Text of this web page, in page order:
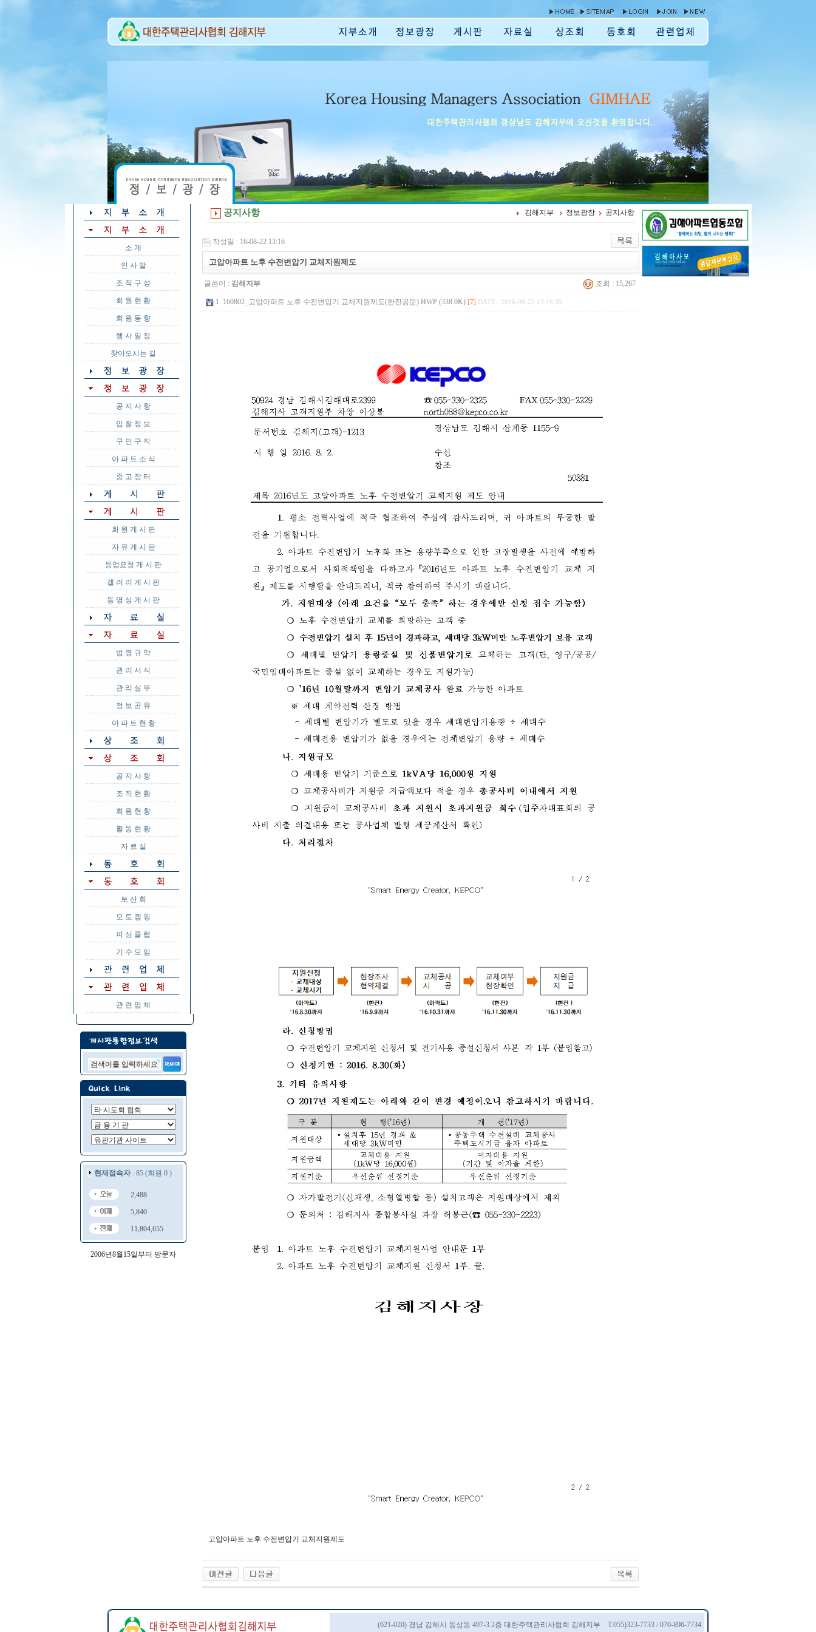
소 개
인 사 말
조 직 구 성
회 원 현 황
회 원 동 향
행 사 일 정
찾아오시는 길
공 지 사 항
입 찰 정 보
구 인 구 직
아 파 트 소 식
중 고 장 터
회 원 게 시 판
자 유 게 시 판
등업요청 게 시 판
갤 러 리 게 시 판
동 영 상 게 시 판
법 령 규 약
관 리 서 식
관 리 실 무
정 보 공 유
아 파 트 현 황
공 지 사 항
조 직 현 황
회 원 현 황
활 동 현 황
자 료 실
토 산 회
오 토 캠 핑
피 싱 클 럽
기 수 모 임
관 련 업 체
현재접속자: 85 (회원 0 )
2,488
5,840
11,804,655
2006년8월15일부터 방문자
공지사항 김해지부 정보광장 공지사항
작성일 : 16-08-22 13:16
고압아파트 노후 수전변압기 교체지원제도
글쓴이 : 김해지부 조회 : 15,267
1. 160802_고압아파트 노후 수전변압기 교체지원제도(한전공문).HWP (338.0K) [7] DATE : 2016-08-22 13:16:39
고압아파트 노후 수전변압기 교체지원제도
(621-020) 경남 김해시 동상동 497-3 2층 대한주택관리사협회 김해지부 T.055)323-7733 / 070-896-7734